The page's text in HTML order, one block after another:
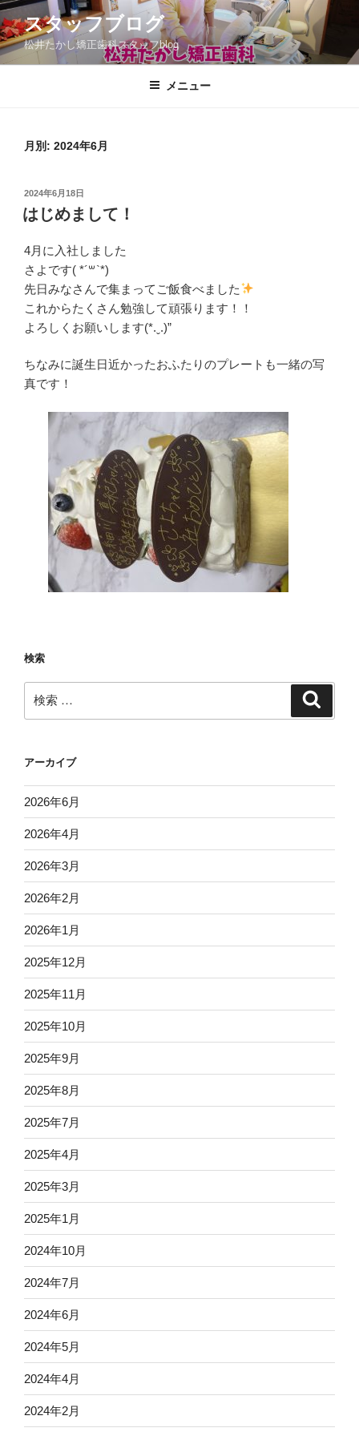
コ
ン
テ
ン
スタッフブログ
松井たかし矯正歯科スタッフblog
メニュー
月別: 2024年6月
投
稿
日:
2024年6月18日
はじめまして！
4月に入社しました
さよです( *´꒳`*)
先日みなさんで集まってご飯食べました
これからたくさん勉強して頑張ります！！
よろしくお願いします(*.ˬ.)”
ちなみに誕生日近かったおふたりのプレートも一緒の写
真です！
検索
検
索:
アーカイブ
2026年6月
2026年4月
2026年3月
2026年2月
2026年1月
2025年12月
2025年11月
2025年10月
2025年9月
2025年8月
2025年7月
2025年4月
2025年3月
2025年1月
2024年10月
2024年7月
2024年6月
2024年5月
2024年4月
2024年2月